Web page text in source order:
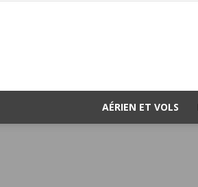
AÉRIEN ET VOLS